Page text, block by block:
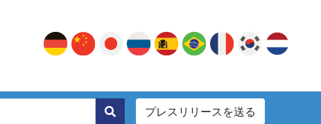
プレスリリースを送る